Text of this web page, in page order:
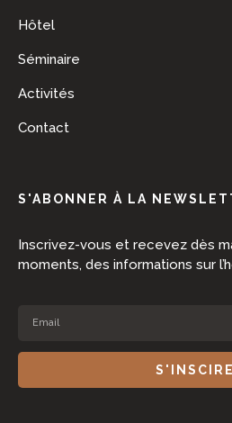
Hôtel
Séminaire
Activités
Contact
S'ABONNER À LA
Inscrivez-vous et recevez dès
moments, des informations sur
S'INSCIRE